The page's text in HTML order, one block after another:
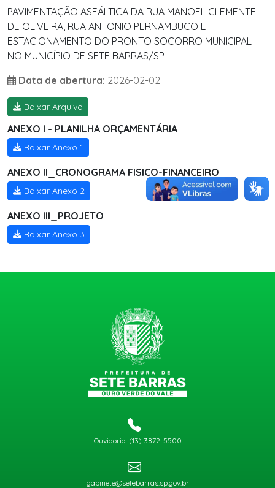
PAVIMENTAÇÃO ASFÁLTICA DA RUA MANOEL CLEMENTE
DE OLIVEIRA, RUA ANTONIO PERNAMBUCO E
ESTACIONAMENTO DO PRONTO SOCORRO MUNICIPAL
NO MUNICÍPIO DE SETE BARRAS/SP
Data de abertura: 2026-02-02
Baixar Arquivo
ANEXO I - PLANILHA ORÇAMENTÁRIA
Baixar Anexo 1
ANEXO II_CRONOGRAMA FISICO-FINANCEIRO
Baixar Anexo 2
ANEXO III_PROJETO
Baixar Anexo 3
Ouvidoria: (13) 3872-5500
gabinete@setebarras.sp.gov.br